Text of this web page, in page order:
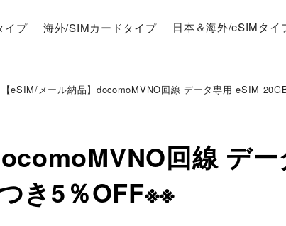
イプ 海外/SIMカードタイプ 日本＆海外/eSIMタイ
【eSIM/メール納品】docomoMVNO回線 データ専用 eSIM
回線 デ
き5％OFF※※